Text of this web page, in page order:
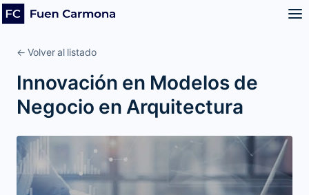
← Volver al listado
Innovación en Modelos de
Negocio en Arquitectura